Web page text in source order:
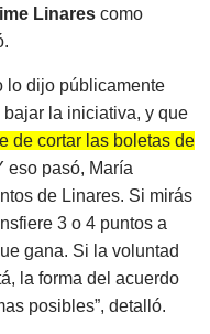
Linares como
lo dijo públicamente
la iniciativa, y que
de cortar las boletas de
eso pasó, María
de Linares. Si mirás
3 o 4 puntos a
gana. Si la voluntad
la forma del acuerdo
posibles”, detalló.